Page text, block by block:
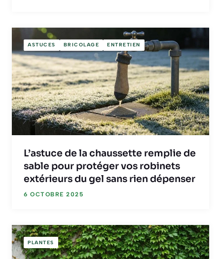
ASTUCES BRICOLAGE ENTRETIEN
L’astuce de la chaussette remplie de
sable pour protéger vos robinets
extérieurs du gel sans rien dépenser
6 OCTOBRE 2025
PLANTES